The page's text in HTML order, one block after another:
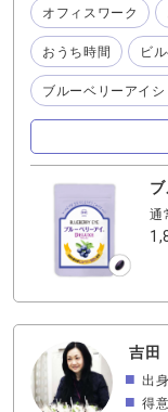
長を活かしながら
だわりました。
い」 「年齢に合っ
を大切にする方に
齢に合わせたケア
に、そっとプラス
オフィスワーク
おうち時間 ビ
ブルーベリーアイ
通
吉
出
得